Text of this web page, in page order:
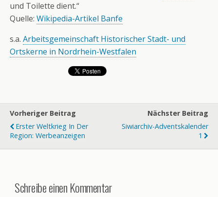
und Toilette dient.“
Quelle: Wikipedia-Artikel Banfe
s.a. Arbeitsgemeinschaft Historischer Stadt- und
Ortskerne in Nordrhein-Westfalen
Vorheriger Beitrag
Erster Weltkrieg In Der
Region: Werbeanzeigen
Nächster Beitrag
Siwiarchiv-Adventskalender
1
Schreibe einen Kommentar